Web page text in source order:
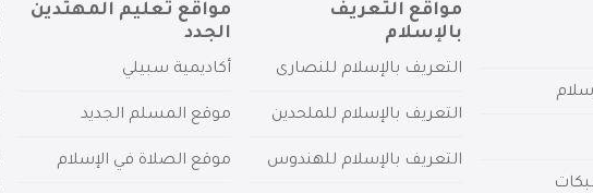
مواقع التعريف
بالإسلام
التعريف بالإسلام للنصارى
التعريف بالإسلام للملحدين
التعريف بالإسلام للهندوس
مواقع تعليم المهتدين
الجدد
أكاديمية سبيلي
موقع المسلم الجديد
موقع الصلاة في الإسلام